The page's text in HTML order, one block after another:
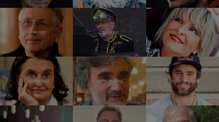
Jiří Menzel Ota Balage Chantal Poullain
Eva Holubová Martin Myšička Vavřinec Hradilek